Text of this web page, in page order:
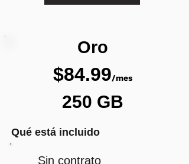
Oro
$84.99/mes
250 GB
Qué está incluido
Sin contrato